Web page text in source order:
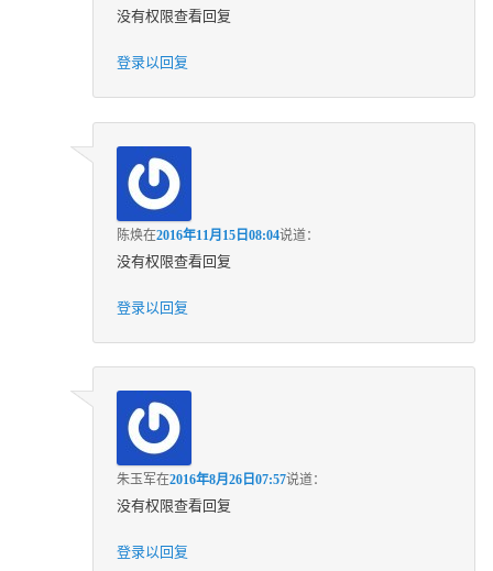
没有权限查看回复
登录以回复
陈焕在2016年11月15日08:04说道：
没有权限查看回复
登录以回复
朱玉军在2016年8月26日07:57说道：
没有权限查看回复
登录以回复